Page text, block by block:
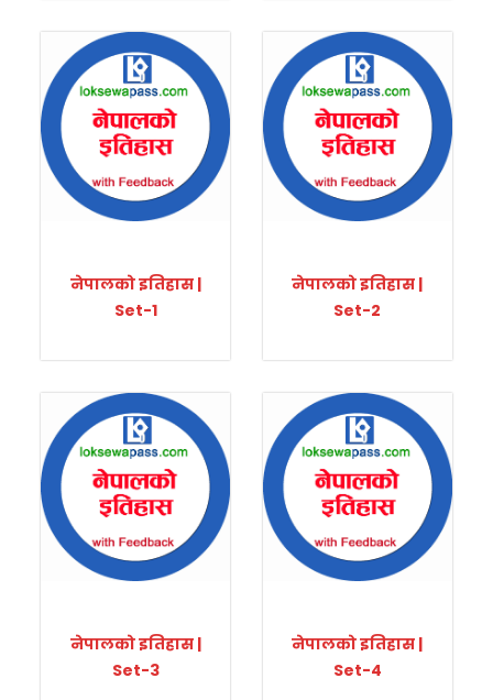
नेपालको इतिहास |
Set-1
नेपालको इतिहास |
Set-2
नेपालको इतिहास |
Set-3
नेपालको इतिहास |
Set-4